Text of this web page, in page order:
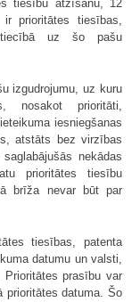
tiesību atzīšanu, 12
prioritātes tiesības,
uz šo pašu
izgudrojumu, uz kuru
nosakot prioritāti,
iesniegšanas
atstāts bez virzības
nekādas
prioritātes tiesību
brīža nevar būt par
tiesības, patenta
datumu un valsti,
prasību var
prioritātes datuma. Šo